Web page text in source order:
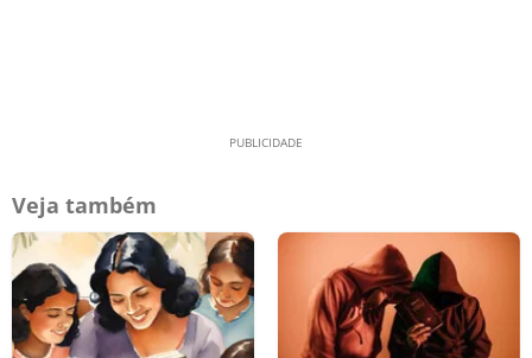
Veja também